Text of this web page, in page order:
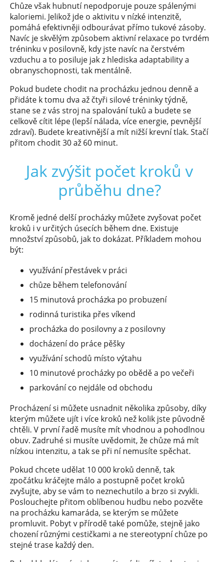
Chůze však hubnutí nepodporuje pouze spálenými
kaloriemi. Jelikož jde o aktivitu v nízké intenzitě,
pomáhá efektivněji odbourávat přímo tukové zásoby.
Navíc je skvělým způsobem aktivní relaxace po tvrdém
tréninku v posilovně, kdy jste navíc na čerstvém
vzduchu a to posiluje jak z hlediska adaptability a
obranyschopnosti, tak mentálně.
Pokud budete chodit na procházku jednou denně a
přidáte k tomu dva až čtyři silové tréninky týdně,
stane se z vás stroj na spalování tuků a budete se
celkově cítit lépe (lepší nálada, více energie, pevnější
zdraví). Budete kreativnější a mít nižší krevní tlak. Stačí
přitom chodit 30 až 60 minut.
Jak zvýšit počet kroků v
průběhu dne?
Kromě jedné delší procházky můžete zvyšovat počet
kroků i v určitých úsecích během dne. Existuje
množství způsobů, jak to dokázat. Příkladem mohou
být:
využívání přestávek v práci
chůze během telefonování
15 minutová procházka po probuzení
rodinná turistika přes víkend
procházka do posilovny a z posilovny
docházení do práce pěšky
využívání schodů místo výtahu
10 minutové procházky po obědě a po večeři
parkování co nejdále od obchodu
Procházení si můžete usnadnit několika způsoby, díky
kterým můžete ujít i více kroků než kolik jste původně
chtěli. V první řadě musíte mít vhodnou a pohodlnou
obuv. Zadruhé si musíte uvědomit, že chůze má mít
nízkou intenzitu, a tak se při ní nemusíte spěchat.
Pokud chcete udělat 10 000 kroků denně, tak
zpočátku kráčejte málo a postupně počet kroků
zvyšujte, aby se vám to neznechutilo a brzo si zvykli.
Poslouchejte přitom oblíbenou hudbu nebo pozvěte
na procházku kamaráda, se kterým se můžete
promluvit. Pobyt v přírodě také pomůže, stejně jako
chození různými cestičkami a ne stereotypní chůze po
stejné trase každý den.